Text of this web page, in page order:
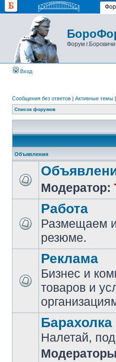
Форум г.Боровичи
Вход
Сообщения без ответов | Активные темы |
Список форумов
Объявления
Модератор:
Работа
Размещаем
резюме.
Реклама
Бизнес и
товаров и
Барахолка
Налетай,